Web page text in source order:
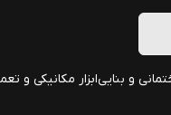
و بناییابزار مکانیکی و